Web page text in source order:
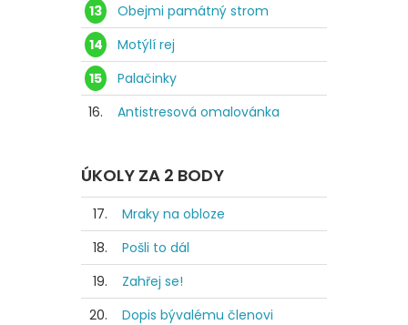
13
Obejmi památný strom
14
Motýlí rej
15
Palačinky
16.
Antistresová omalovánka
ÚKOLY ZA 2 BODY
17.
Mraky na obloze
18.
Pošli to dál
19.
Zahřej se!
20.
Dopis bývalému členovi